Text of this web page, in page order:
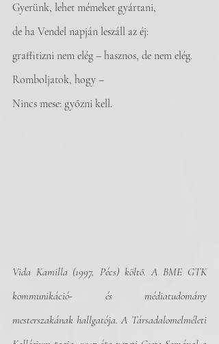
Gyerünk, lehet mémeket gyártani,
de ha Vendel napján leszáll az éj:
graffitizni nem elég – hasznos, de nem elég.
Romboljatok, hogy –
Nincs mese: győzni kell.
Vida Kamilla (1997, Pécs) költő. A BME GTK
kommunikáció- és médiatudomány
mesterszakának hallgatója. A Társadalomelméleti